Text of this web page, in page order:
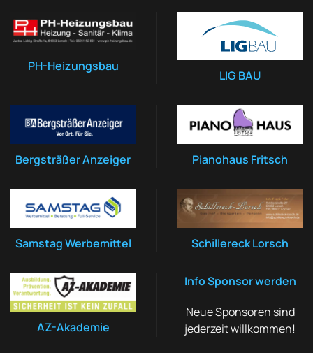
PH-Heizungsbau
LIG BAU
Bergsträßer Anzeiger Pianohaus Fritsch
Samstag Werbemittel Schillereck Lorsch
AZ-Akademie
Info Sponsor werden
Neue Sponsoren sind
jederzeit willkommen!